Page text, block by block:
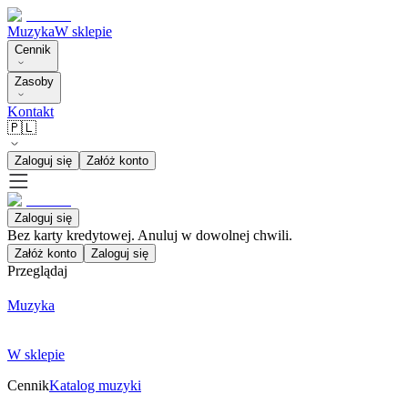
MuzykaW sklepie
Cennik
Zasoby
Kontakt
🇵🇱
Zaloguj się Załóż konto
Zaloguj się
Bez karty kredytowej. Anuluj w dowolnej chwili.
Załóż konto Zaloguj się
Przeglądaj
Muzyka
W sklepie
CennikKatalog muzyki